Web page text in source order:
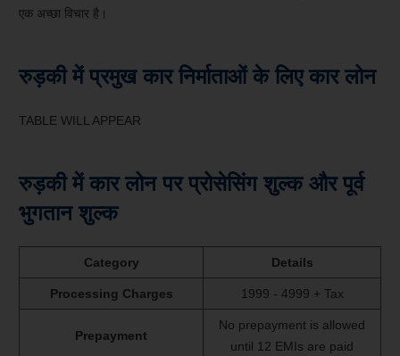
एक अच्छा विचार है।
रुड़की में प्रमुख कार निर्माताओं के लिए कार लोन
TABLE WILL APPEAR
रुड़की में कार लोन पर प्रोसेसिंग शुल्क और पूर्व
भुगतान शुल्क
Category Details
Processing Charges 1999 - 4999 + Tax
Prepayment
No prepayment is allowed
until 12 EMIs are paid